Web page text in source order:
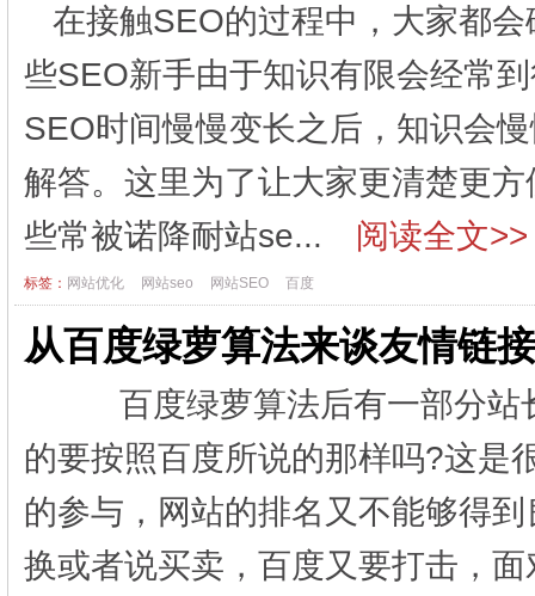
在接触SEO的过程中，大家都
些SEO新手由于知识有限会经常
SEO时间慢慢变长之后，知识会
解答。这里为了让大家更清楚更
些常被诺降耐站se...
阅读全文>>
标签： 网站优化 网站seo 网站SEO 百度
从百度绿萝算法来谈友情链
百度绿萝算法后有一部分站
的要按照百度所说的那样吗?这是
的参与，网站的排名又不能够得
换或者说买卖，百度又要打击，